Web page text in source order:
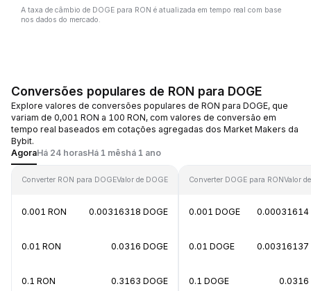
A taxa de câmbio de DOGE para RON é atualizada em tempo real com base
nos dados do mercado.
Conversões populares de RON para DOGE
Explore valores de conversões populares de RON para DOGE, que
variam de 0,001 RON a 100 RON, com valores de conversão em
tempo real baseados em cotações agregadas dos Market Makers da
Bybit.
AgoraHá 24 horasHá 1 mêshá 1 ano
Converter RON para DOGEValor de DOGE
0.001 RON 0.00316318 DOGE
0.01 RON 0.0316 DOGE
0.1 RON 0.3163 DOGE
Converter DOGE para RONValor
0.001 DOGE 0.00031614
0.01 DOGE 0.00316137
0.1 DOGE 0.0316